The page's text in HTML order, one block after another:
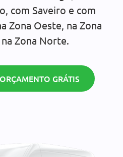
com Saveiro e com
Zona Oeste, na Zona
Zona Norte.
GRÁTIS